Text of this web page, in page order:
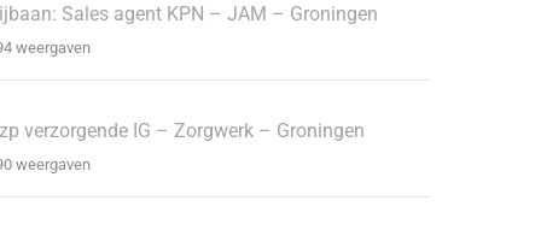
Sales agent KPN – JAM – Groningen
weergaven
verzorgende IG – Zorgwerk – Groningen
weergaven